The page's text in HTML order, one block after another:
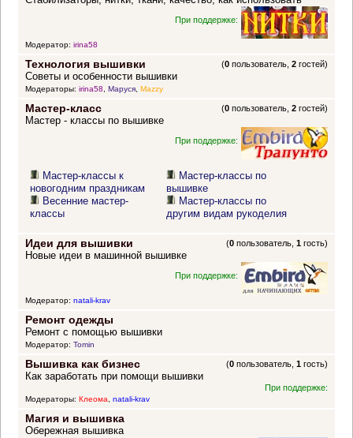
При поддержке:
Модератор: irina58
Технология вышивки (0 пользователь,2 гостей)
Советы и особенности вышивки
Модераторы: irina58, Маруся, Mazzy
Мастер-класс (0 пользователь,2 гостей)
Мастер - классы по вышивке
При поддержке:
Мастер-классы к
новогодним праздникам
Весенние мастер-
классы
Мастер-классы по
вышивке
Мастер-классы по
другим видам рукоделия
Идеи для вышивки (0 пользователь,1 гость)
Новые идеи в машинной вышивке
При поддержке:
Модератор: natali-krav
Ремонт одежды
Ремонт с помощью вышивки
Модератор: Tomin
Вышивка как бизнес (0 пользователь,1 гость)
Как заработать при помощи вышивки
При поддержке:
Модераторы: Клеома, natali-krav
Магия и вышивка
Обережная вышивка